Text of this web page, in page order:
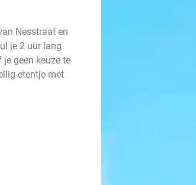
Nesstraat en
je 2 uur lang
geen keuze te
etentje met